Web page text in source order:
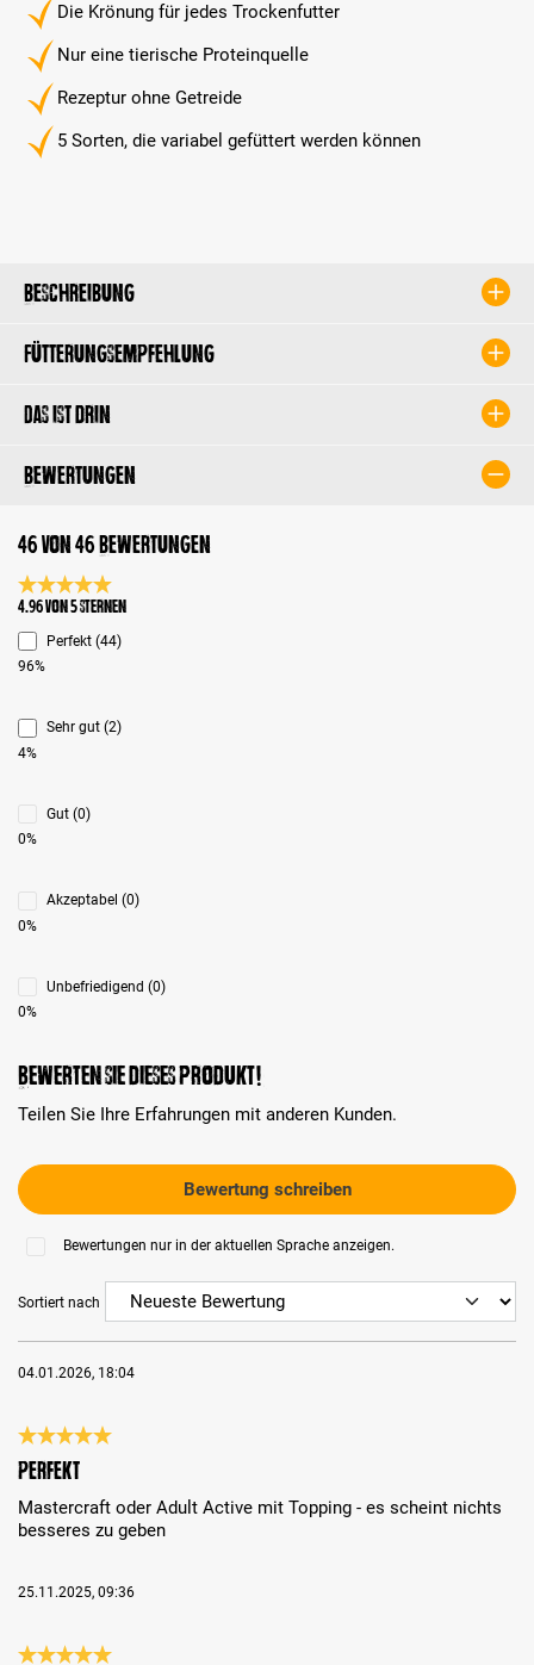
Die Krönung für jedes Trockenfutter
Nur eine tierische Proteinquelle
Rezeptur ohne Getreide
5 Sorten, die variabel gefüttert werden können
Beschreibung
Fütterungsempfehlung
Das ist drin
Bewertungen
46 von 46 Bewertungen
Durchschnittliche Bewertung 4.9 von 5 Sternen
4.96 von 5 Sternen
Perfekt (44)
96%
Sehr gut (2)
4%
Gut (0)
0%
Akzeptabel (0)
0%
Unbefriedigend (0)
0%
Bewerten Sie dieses Produkt!
Teilen Sie Ihre Erfahrungen mit anderen Kunden.
Bewertung schreiben
Bewertungen nur in der aktuellen Sprache anzeigen.
Sortiert nach
04.01.2026, 18:04
Bewertung mit 5 von 5 Sternen
perfekt
Mastercraft oder Adult Active mit Topping - es scheint nichts
besseres zu geben
25.11.2025, 09:36